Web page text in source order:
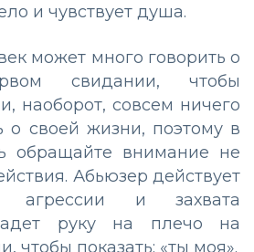
и чувствует душа.
может много говорить о
свидании, чтобы
наоборот, совсем ничего
о своей жизни, поэтому в
обращайте внимание не
Абьюзер действует
агрессии и захвата
руку на плечо на
чтобы показать: «ты моя».